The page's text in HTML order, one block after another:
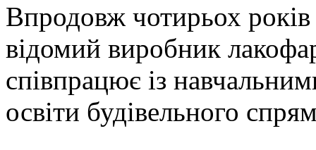
Впродовж чотирьох
відомий виробник
співпрацює із
освіти будівельного